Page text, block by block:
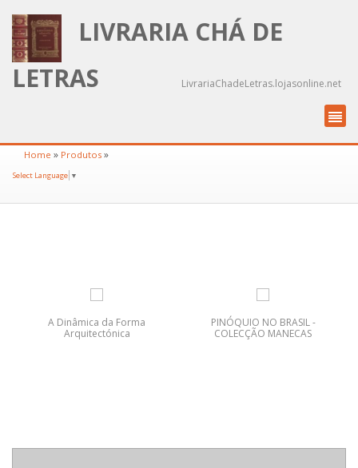
LIVRARIA CHÁ DE
LETRAS
LivrariaChadeLetras.lojasonline.net
Home » Produtos »
Select Language ▼
A Dinâmica da Forma
Arquitectónica
PINÓQUIO NO BRASIL -
COLECÇÃO MANECAS